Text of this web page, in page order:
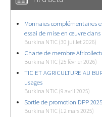
Monnaies complémentaires
essai de mise en œuvre dans
Burkina NTIC (30 juillet 2026)
Charte de membre
Burkina NTIC (25 février 2026)
TIC ET AGRICULTURE AU
usages
Burkina NTIC (9 avril 2025)
Sortie de promotion DPP
Burkina NTIC (12 mars 2025)